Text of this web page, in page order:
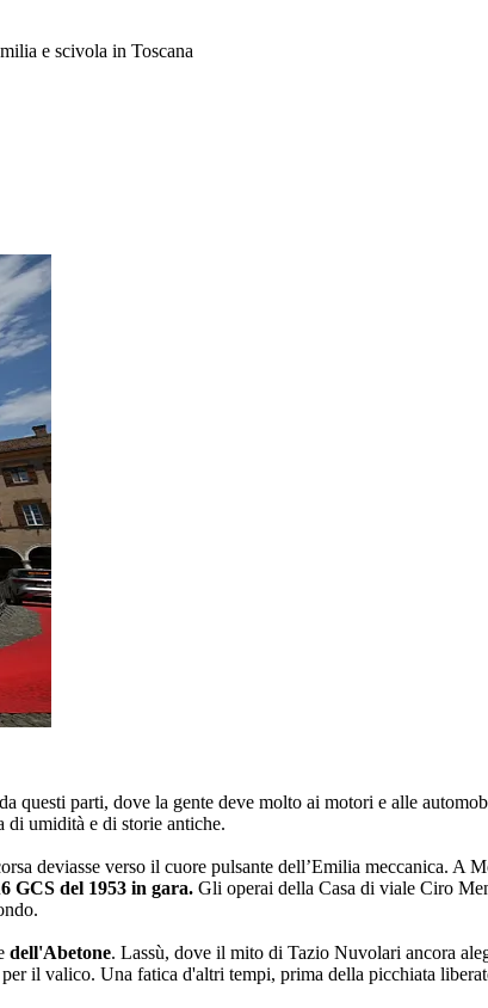
e scivola in Toscana
questi parti, dove la gente deve molto ai motori e alle
di umidità e di storie antiche.
deviasse verso il cuore pulsante dell’Emilia meccanica. A
GCS del 1953 in gara. Gli operai della Casa di viale Ciro
dell'Abetone. Lassù, dove il mito di Tazio Nuvolari ancora
il valico. Una fatica d'altri tempi, prima della picchiata